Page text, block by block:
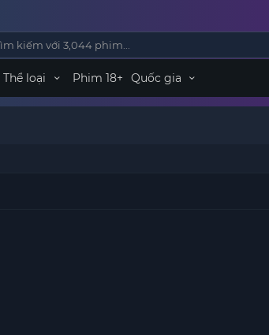
Thể loại Phim 18+ Quốc gia